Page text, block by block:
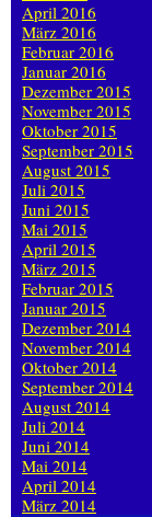
April 2016
März 2016
Februar 2016
Januar 2016
Dezember 2015
November 2015
Oktober 2015
September 2015
August 2015
Juli 2015
Juni 2015
Mai 2015
April 2015
März 2015
Februar 2015
Januar 2015
Dezember 2014
November 2014
Oktober 2014
September 2014
August 2014
Juli 2014
Juni 2014
Mai 2014
April 2014
März 2014